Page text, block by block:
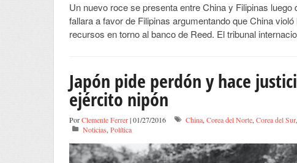
Un nuevo roce se presenta entre China y Filipinas
fallara a favor de Filipinas argumentando que China
recursos en torno al banco de Reed. El tribunal
Japón pide perdón y hace
ejército nipón
PorClemente Ferrer| 01/27/2016 China, Corea del Norte, Corea del Sur,
Noticias, Política